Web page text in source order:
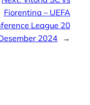
Fiorentina – UEFA
League 20
2024
→